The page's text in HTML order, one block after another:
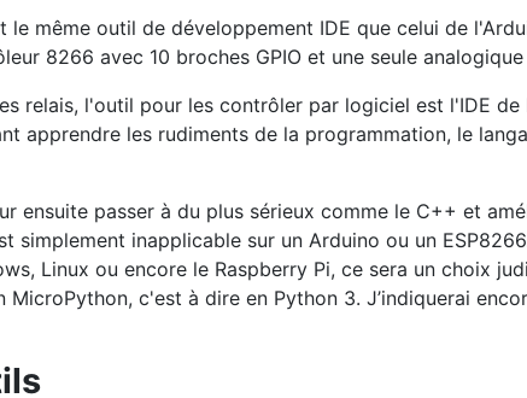
même outil de développement IDE que celui de
8266 avec 10 broches GPIO et une seule
relais, l'outil pour les contrôler par logiciel est l'IDE de
apprendre les rudiments de la programmation, le
ensuite passer à du plus sérieux comme le C++ et
inapplicable sur un Arduino ou un
Linux ou encore le Raspberry Pi, ce sera un choix
c'est à dire en Python 3. J’indiquerai